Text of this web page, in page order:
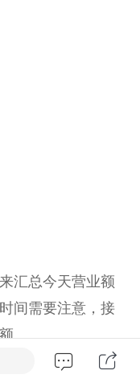
汇总今天营业额
间需要注意，接
。